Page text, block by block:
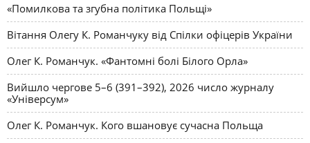
«Помилкова та згубна політика Польщі»
Вітання Олегу К. Романчуку від Спілки офіцерів України
Олег К. Романчук. «Фантомні болі Білого Орла»
Вийшло чергове 5–6 (391–392), 2026 число журналу
«Універсум»
Олег К. Романчук. Кого вшановує сучасна Польща